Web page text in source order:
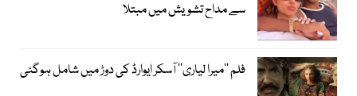
سے مداح تشویش میں مبتلا
فلم ’’میرا لیاری‘‘ آسکر ایوارڈ کی دوڑ میں شامل ہوگئی